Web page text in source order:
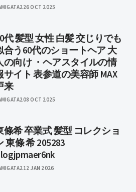
26 OCT 2025
代 髪型 女性 白髪 交じりでも
合う60代のショートヘア 大
の向け ・ヘアスタイルの情
サイト 表参道の美容師 MAX
来
08 OCT 2025
條希 卒業式 髪型 コレクショ
東條 希 205283
12 JAN 2026